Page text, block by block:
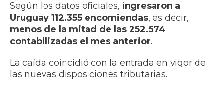
Según los datos oficiales, ingresaron a
Uruguay 112.355 encomiendas, es decir,
menos de la mitad de las 252.574
contabilizadas el mes anterior.
La caída coincidió con la entrada en vigor de
las nuevas disposiciones tributarias.